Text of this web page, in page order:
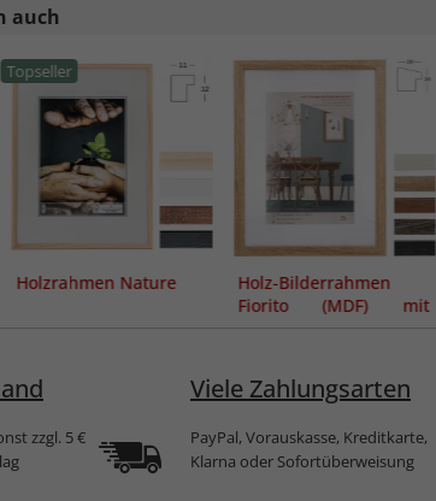
auch
Topseller
Holzrahmen Nature
Holz-Bilderrahmen
Fiorito (MDF) mit
zzgl. 5 €
Viele Zahlungsarten
PayPal, Vorauskasse, Kreditkarte,
Klarna oder Sofortüberweisung